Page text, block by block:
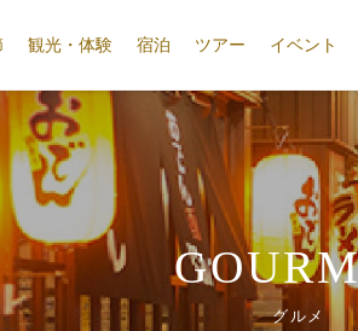
観光・体験 宿泊 ツアー イベント
グルメ